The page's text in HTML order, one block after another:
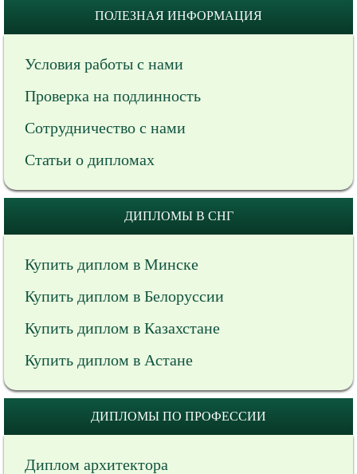
ПОЛЕЗНАЯ ИНФОРМАЦИЯ
Условия работы с нами
Проверка на подлинность
Сотрудничество с нами
Статьи о дипломах
ДИПЛОМЫ В СНГ
Купить диплом в Минске
Купить диплом в Белоруссии
Купить диплом в Казахстане
Купить диплом в Астане
ДИПЛОМЫ ПО ПРОФЕССИИ
Диплом архитектора